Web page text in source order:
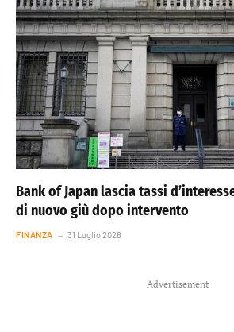
Bank of Japan lascia tassi
di nuovo giù dopo intervento
FINANZA 31 Luglio 2026
Advertisement